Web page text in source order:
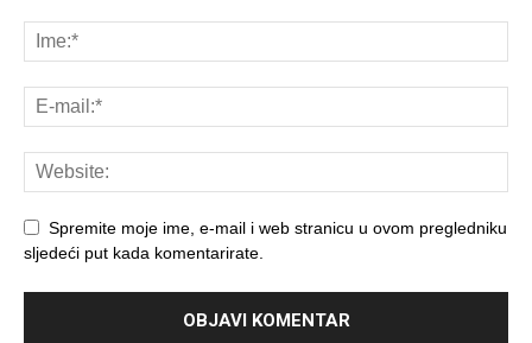
Spremite moje ime, e-mail i web stranicu u ovom pregledniku
sljedeći put kada komentarirate.